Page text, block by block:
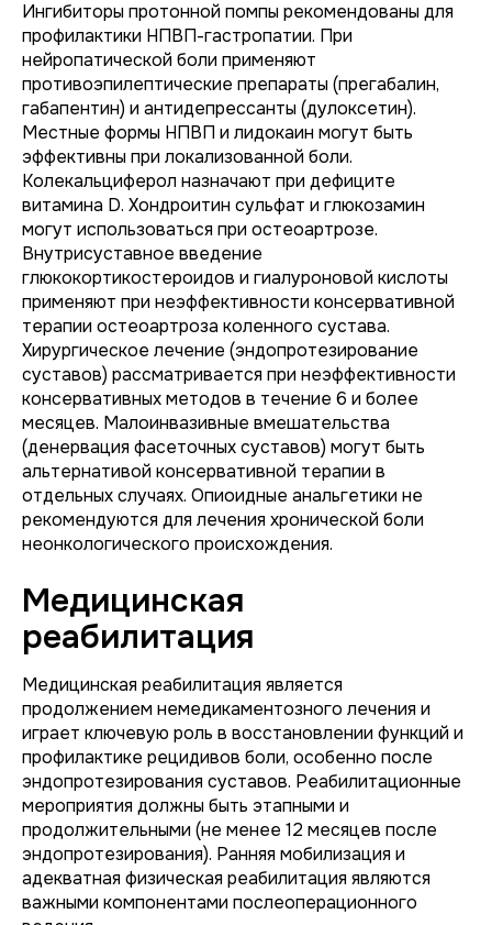
Ингибиторы протонной помпы рекомендованы для
профилактики НПВП-гастропатии. При
нейропатической боли применяют
противоэпилептические препараты (прегабалин,
габапентин) и антидепрессанты (дулоксетин).
Местные формы НПВП и лидокаин могут быть
эффективны при локализованной боли.
Колекальциферол назначают при дефиците
витамина D. Хондроитин сульфат и глюкозамин
могут использоваться при остеоартрозе.
Внутрисуставное введение
глюкокортикостероидов и гиалуроновой кислоты
применяют при неэффективности консервативной
терапии остеоартроза коленного сустава.
Хирургическое лечение (эндопротезирование
суставов) рассматривается при неэффективности
консервативных методов в течение 6 и более
месяцев. Малоинвазивные вмешательства
(денервация фасеточных суставов) могут быть
альтернативой консервативной терапии в
отдельных случаях. Опиоидные анальгетики не
рекомендуются для лечения хронической боли
неонкологического происхождения.
Медицинская
реабилитация
Медицинская реабилитация является
продолжением немедикаментозного лечения и
играет ключевую роль в восстановлении функций и
профилактике рецидивов боли, особенно после
эндопротезирования суставов. Реабилитационные
мероприятия должны быть этапными и
продолжительными (не менее 12 месяцев после
эндопротезирования). Ранняя мобилизация и
адекватная физическая реабилитация являются
важными компонентами послеоперационного